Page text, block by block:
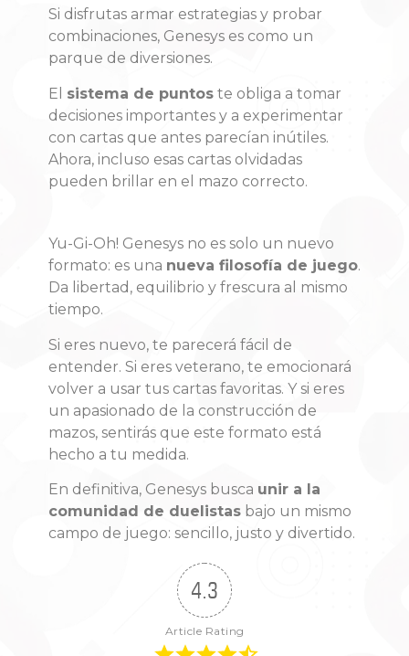
Si disfrutas armar estrategias y probar
combinaciones, Genesys es como un
parque de diversiones.
El sistema de puntoste obliga a tomar
decisiones importantes y a experimentar
con cartas que antes parecían inútiles.
Ahora, incluso esas cartas olvidadas
pueden brillar en el mazo correcto.
Yu-Gi-Oh! Genesys no es solo un nuevo
formato: es una nueva filosofía de juego.
Da libertad, equilibrio y frescura al mismo
tiempo.
Si eres nuevo, te parecerá fácil de
entender. Si eres veterano, te emocionará
volver a usar tus cartas favoritas. Y si eres
un apasionado de la construcción de
mazos, sentirás que este formato está
hecho a tu medida.
En definitiva, Genesys busca unir a la
comunidad de duelistasbajo un mismo
campo de juego: sencillo, justo y divertido.
4.3
Article Rating